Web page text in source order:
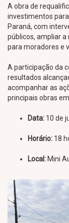
A obra de
investimentos
Paraná, com
públicos, ampliar
para moradores e
A participação da
resultados
acompanhar as
principais obras
Data: 10 de
Horário: 18
Local: Mini